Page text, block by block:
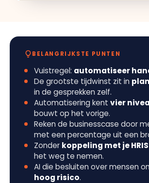
BELANGRIJKSTE PUNTEN
Vuistregel: automatiseer
De grootste tijdwinst zit in
in de gesprekken zelf.
Automatisering kent vier
bouwt op het vorige.
Reken de businesscase door
met een percentage uit een
Zonder koppeling met je HRIS
het weg te nemen.
AI die besluiten over mensen
hoog risico.